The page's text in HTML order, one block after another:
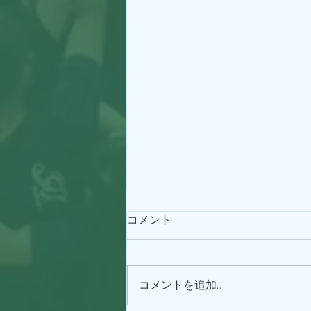
コメント
コメントを追加…